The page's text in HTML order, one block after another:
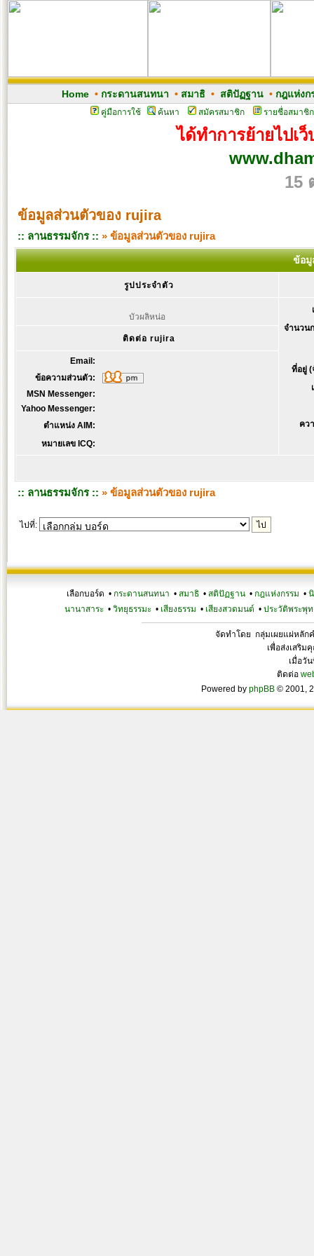
Home• กระดานสนทนา • สมาธิ• สติปัฏฐาน• กฎแห่งก
คู่มือการใช้ ค้นหา สมัครสมาชิก รายชื่อสมาชิก
ได้ทำการย้ายไปเ
15
ข้อมูลส่วนตัวของ rujira
:: ลานธรรมจักร :: » ข้อมูลส่วนตัวของ rujira
ข้อมู
รูปประจำตัว
บัวผลิหน่อ
จำนวน
ที่อยู่ (
คว
ติดต่อ rujira
Email:
ข้อความส่วนตัว:
MSN Messenger:
Yahoo Messenger:
ตำแหน่ง AIM:
หมายเลข ICQ:
:: ลานธรรมจักร :: » ข้อมูลส่วนตัวของ rujira
ไปที่:
เลือกบอร์ด • กระดานสนทนา • สมาธิ • สติปัฏฐาน • กฎแห่งกรรม •
นานาสาระ• วิทยุธรรมะ• เสียงธรรม • เสียงสวดมนต์ • ประวัติพระพุท
จัดทำโดย กลุ่มเผยแผ่หลัก
เพื่อส่งเสริม
เมื่อวั
ติดต่อ
Powered by phpBB © 2001,